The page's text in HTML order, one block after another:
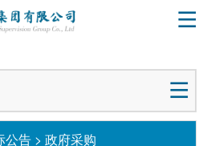
公告 > 政府采购